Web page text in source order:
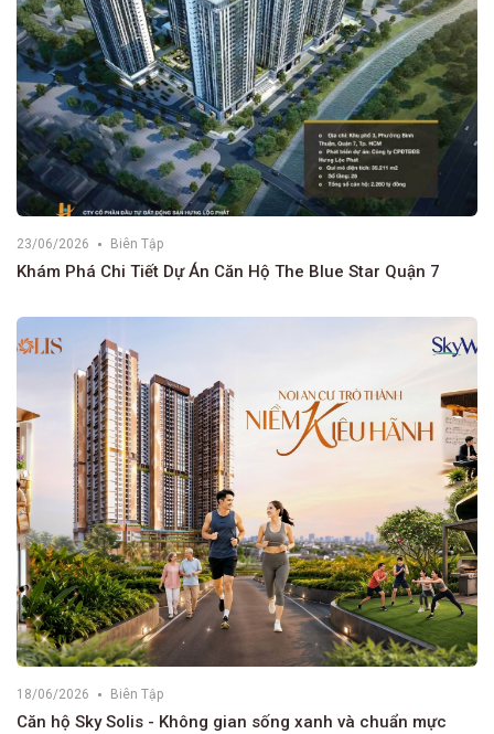
23/06/2026 Biên Tập
Khám Phá Chi Tiết Dự Án Căn Hộ The Blue Star Quận 7
18/06/2026 Biên Tập
Căn hộ Sky Solis - Không gian sống xanh và chuẩn mực